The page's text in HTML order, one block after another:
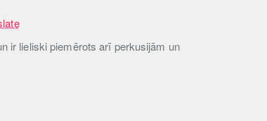
ir lieliski piemērots arī perkusijām un